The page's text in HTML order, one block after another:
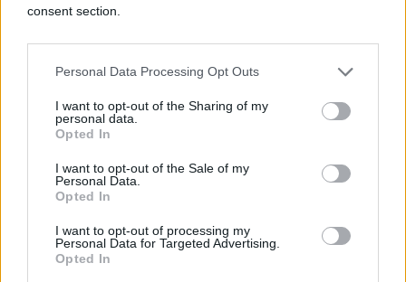
consent section.
Personal Data Processing Opt Outs
I want to opt-out of the Sharing of my
personal data.
Opted In
I want to opt-out of the Sale of my
Personal Data.
Opted In
I want to opt-out of processing my
Personal Data for Targeted Advertising.
Opted In
prosperiteta te ozbiljno ograničiti budući
jačanju gospodarstva treba se koristiti
transparentno i prioritetno za dodatna ulaganja,
dodaje Leibinger.